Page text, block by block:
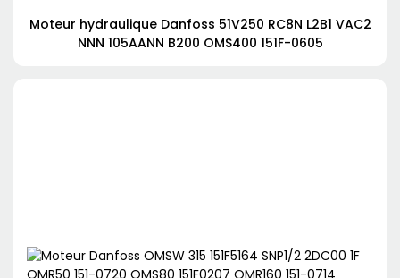
Moteur hydraulique Danfoss 51V250 RC8N L2B1 VAC2
NNN 105AANN B200 OMS400 151F-0605